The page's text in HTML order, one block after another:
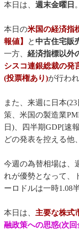
本日は、 週末金曜日 。
本日の米国の経済指
報値】
と 中古住宅販
一方、 経済指標以外
シスコ連銀総裁の発
(投票権あり)が行われ
また、来週に日本
策、米国の製造業
日)、四半期GDP[速
どの発表を控える他
今週の為替相場は、
れが優勢となって、
ーロドルは一時1.08
本日は、 主要な株式
融政策への思惑(次